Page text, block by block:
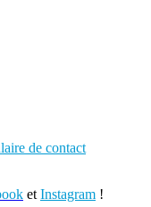
de contact
et Instagram !